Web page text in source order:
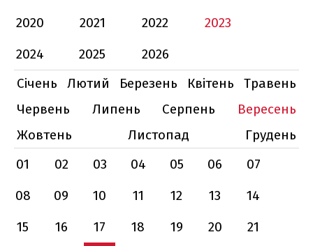
2020
2021 2022
2023
2024
2025
2026
Січень
Лютий Березень Квітень
Травень
Червень
Липень Серпень
Вересень
Жовтень
Листопад
Грудень
01
02 03 04 05 06
07
08
09 10 11 12 13
14
15
16 17 18 19 20
21